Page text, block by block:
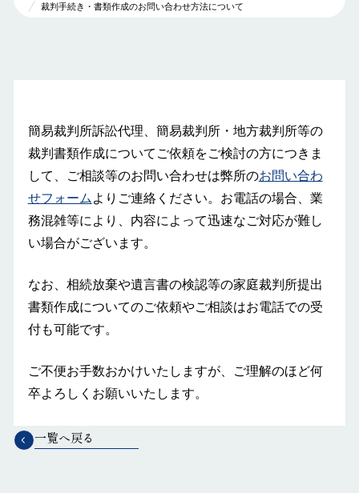
裁判手続き・書類作成のお問い合わせ方法について
簡易裁判所訴訟代理、簡易裁判所・地方裁判所等の
裁判書類作成についてご依頼をご検討の方につきま
して、ご相談等のお問い合わせは弊所のお問い合わ
せフォーム よりご連絡ください。お電話の場合、業
務混雑等により、内容によって迅速なご対応が難し
い場合がございます。
なお、相続放棄や遺言書の検認等の家庭裁判所提出
書類作成についてのご依頼やご相談はお電話での受
付も可能です。
ご不便お手数おかけいたしますが、ご理解のほど何
卒よろしくお願いいたします。
一覧へ戻る